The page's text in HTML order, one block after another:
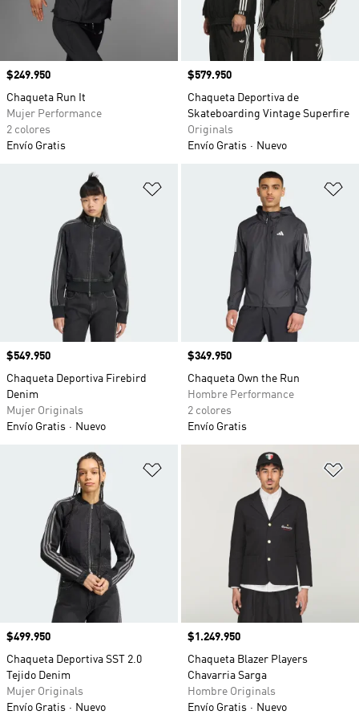
Precio
$249.950
Chaqueta Run It
Mujer Performance
2 colores
Envío Gratis
Precio
$579.950
Chaqueta Deportiva de
Skateboarding Vintage Superfire
Originals
Envío Gratis
Nuevo
Añadir a la lista de deseos
Precio
$549.950
Chaqueta Deportiva Firebird
Denim
Mujer Originals
Envío Gratis
Nuevo
Precio
$349.950
Chaqueta Own the Run
Hombre Performance
2 colores
Envío Gratis
Añadir a la lista de deseos
Precio
$499.950
Chaqueta Deportiva SST 2.0
Tejido Denim
Mujer Originals
Envío Gratis
Nuevo
Precio
$1.249.950
Chaqueta Blazer Players
Chavarria Sarga
Hombre Originals
Envío Gratis
Nuevo